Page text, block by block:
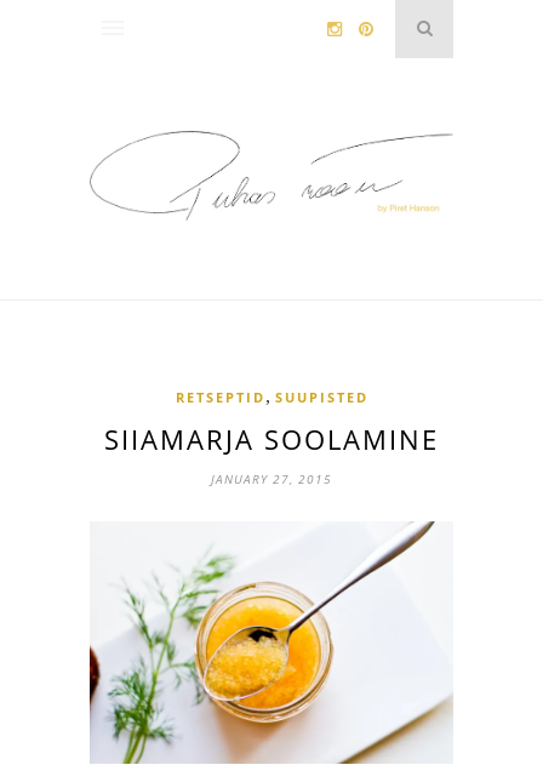
RETSEPTID , SUUPISTED
SIIAMARJA SOOLAMINE
JANUARY 27, 2015